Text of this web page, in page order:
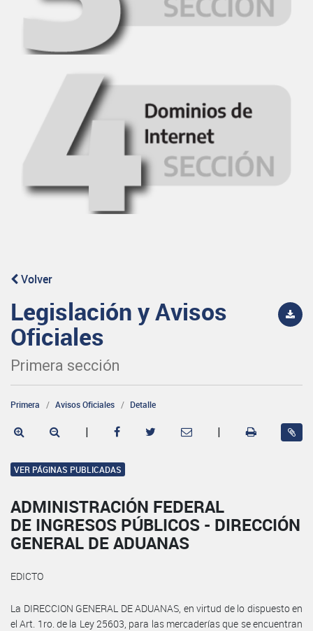
Volver
Legislación y Avisos
Oficiales
Primera sección
Primera Avisos Oficiales Detalle
| |
VER PÁGINAS PUBLICADAS
ADMINISTRACIÓN FEDERAL
DE INGRESOS PÚBLICOS - DIRECCIÓN
GENERAL DE ADUANAS
EDICTO
La DIRECCION GENERAL DE ADUANAS, en virtud de lo dispuesto en
el Art. 1ro. de la Ley 25603, para las mercaderías que se encuentran